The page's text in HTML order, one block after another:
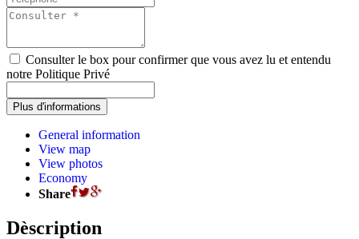
Consulter le box pour confirmer que vous avez lu et entendu
notre Politique Privé
General information
View map
View photos
Economy
Share
Dèscription